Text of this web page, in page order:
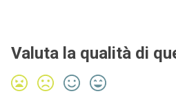
Valuta la qualità di